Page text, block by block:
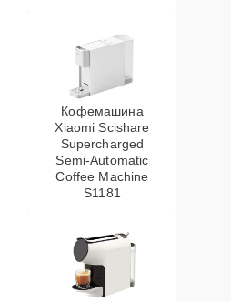
Кофемашина
Xiaomi Scishare
Supercharged
Semi‑Automatic
Coffee Machine
S1181